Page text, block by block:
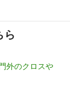
ら
外のクロスや